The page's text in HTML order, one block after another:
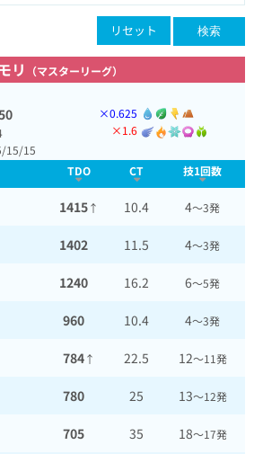
リセット 検索
リ （マスターリーグ）
15/15
×0.625
×1.6
TDO CT 技1回数
1415↑ 10.4 4～3発
1402 11.5 4～3発
1240 16.2 6～5発
960 10.4 4～3発
784↑ 22.5 12～11発
780 25 13～12発
705 35 18～17発